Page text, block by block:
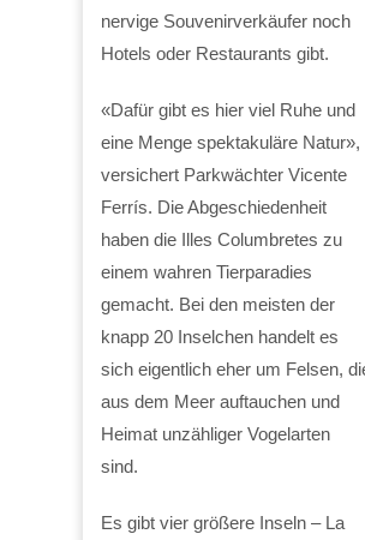
nervige Souvenirverkäufer noch
Hotels oder Restaurants gibt.
«Dafür gibt es hier viel Ruhe und
eine Menge spektakuläre Natur»,
versichert Parkwächter Vicente
Ferrís. Die Abgeschiedenheit
haben die Illes Columbretes zu
einem wahren Tierparadies
gemacht. Bei den meisten der
knapp 20 Inselchen handelt es
sich eigentlich eher um Felsen,
aus dem Meer auftauchen und
Heimat unzähliger Vogelarten
sind.
Es gibt vier größere Inseln – La